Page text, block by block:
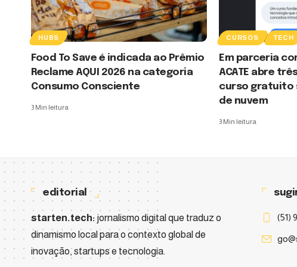
HUBS
Food To Save é indicada ao Prêmio
Reclame AQUI 2026 na categoria
Consumo Consciente
3 Min leitura
CURSOS TECH
Em parceria
ACATE abre
curso gratuito
de nuvem
3 Min leitura
editorial
starten.tech: jornalismo digital que traduz o
dinamismo local para o contexto global de
inovação, startups e tecnologia.
(51)